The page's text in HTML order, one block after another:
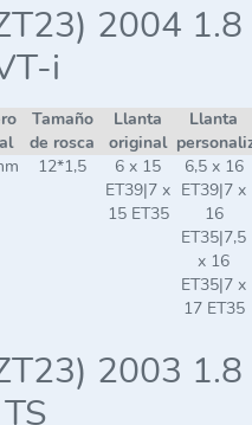
2004 1.8
i
Tamaño
de rosca
Llanta
original
Llanta
12*1,5
6 x 15
ET39|7 x
15 ET35
6,5 x 16
ET39|7 x
16
ET35|7,5
x 16
ET35|7 x
17 ET35
2003 1.8